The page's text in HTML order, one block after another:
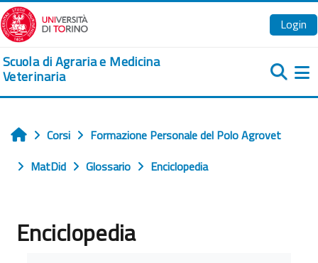
Vai al contenuto principale
Login
Scuola di Agraria e Medicina
Veterinaria
Home
Corsi
Formazione Personale del Polo Agrovet
MatDid
Glossario Enciclopedia
Enciclopedia